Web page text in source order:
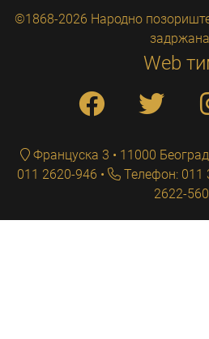
©1868-2026 Народно
Web
Француска 3 • 11000 Београд
011 2620-946
Телефон: 011
2622-560